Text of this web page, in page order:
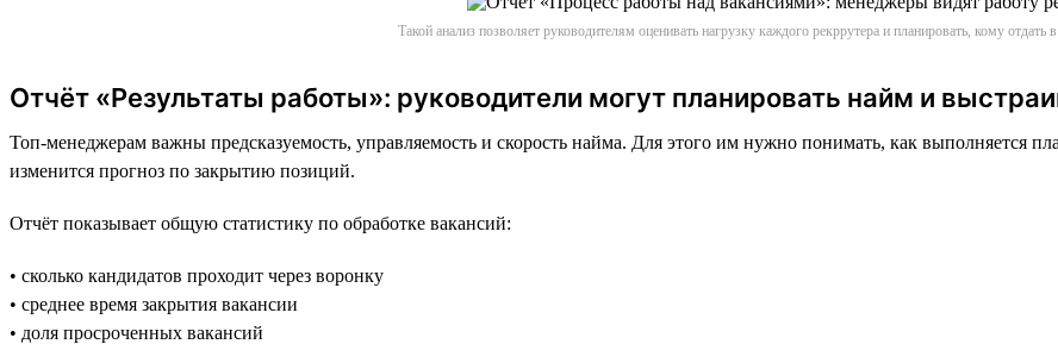
Такой анализ позволяет руководителям оценивать нагрузку каждого рекррутера и планировать, кому
Отчёт «Результаты работы»: руководители могут планировать найм и
Топ-менеджерам важны предсказуемость, управляемость и скорость найма. Для этого им нужно понимать, как выполняется
изменится прогноз по закрытию позиций.
Отчёт показывает общую статистику по обработке вакансий:
• сколько кандидатов проходит через воронку
• среднее время закрытия вакансии
• доля просроченных вакансий